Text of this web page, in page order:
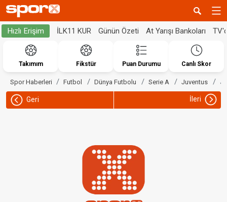
Hızlı Erişim İLK11 KUR Günün Özeti At Yarışı Bankoları
Takımım Fikstür Puan Durumu Canlı Skor
Spor Haberleri Futbol Dünya Futbolu Serie A Juventus
Geri İleri